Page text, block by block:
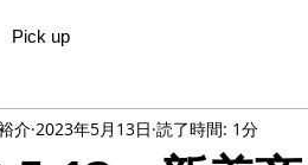
Pick up
介 2023年5月13日 読了時間: 1分